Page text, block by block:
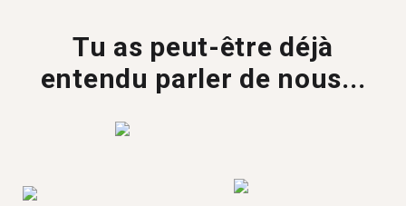
Tu as peut-être déjà
entendu parler de nous...